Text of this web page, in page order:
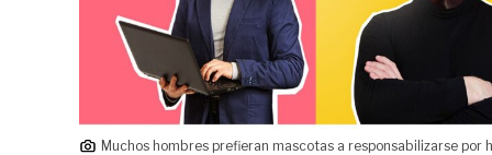
Muchos hombres prefieran mascotas a responsabilizarse por